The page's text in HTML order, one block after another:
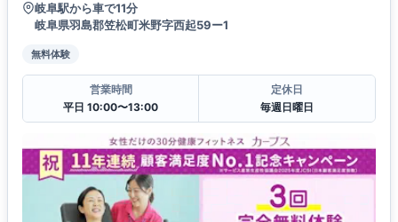
岐阜駅から車で11分
岐阜県羽島郡笠松町米野字西起59ー1
無料体験
営業時間
平日 10:00〜13:00
定休日
毎週日曜日